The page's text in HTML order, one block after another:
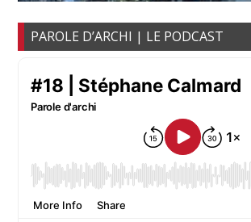
PAROLE D’ARCHI | LE PODCAST